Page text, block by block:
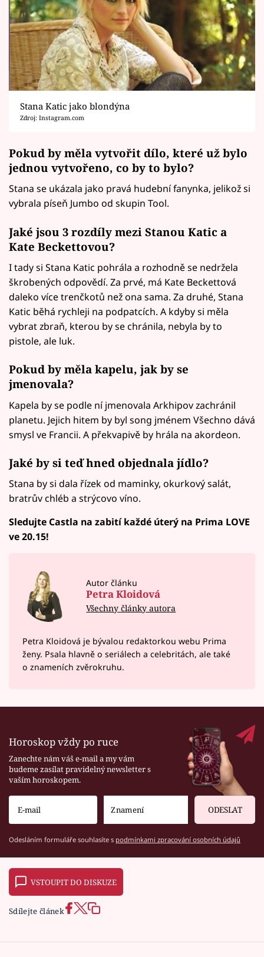
Stana Katic jako blondýna
Zdroj: Instagram.com
Pokud by měla vytvořit dílo, které už bylo
jednou vytvořeno, co by to bylo?
Stana se ukázala jako pravá hudební fanynka, jelikož si
vybrala píseň Jumbo od skupin Tool.
Jaké jsou 3 rozdíly mezi Stanou Katic a
Kate Beckettovou?
I tady si Stana Katic pohrála a rozhodně se nedržela
škrobených odpovědí. Za prvé, má Kate Beckettová
daleko více trenčkotů než ona sama. Za druhé, Stana
Katic běhá rychleji na podpatcích. A kdyby si měla
vybrat zbraň, kterou by se chránila, nebyla by to
pistole, ale luk.
Pokud by měla kapelu, jak by se
jmenovala?
Kapela by se podle ní jmenovala Arkhipov zachránil
planetu. Jejich hitem by byl song jménem Všechno dává
smysl ve Francii. A překvapivě by hrála na akordeon.
Jaké by si teď hned objednala jídlo?
Stana by si dala řízek od maminky, okurkový salát,
bratrův chléb a strýcovo víno.
Sledujte Castla na zabití každé úterý na Prima LOVE
ve 20.15!
Autor článku
Petra Kloidová
Všechny články autora
Petra Kloidová je bývalou redaktorkou webu Prima
ženy. Psala hlavně o seriálech a celebritách, ale také
o znameních zvěrokruhu.
Horoskop vždy po ruce
Zanechte nám váš e-mail a my vám
budeme zasílat pravidelný newsletter s
vaším horoskopem.
ODESLAT
Odesláním formuláře souhlasíte s podmínkami zpracování osobních údajů
VSTOUPIT DO DISKUZE
Sdílejte článek